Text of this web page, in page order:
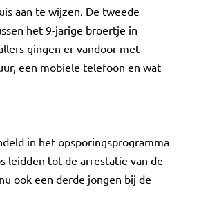
aan te wijzen. De tweede
het 9-jarige broertje in
gingen er vandoor met
een mobiele telefoon en wat
in het opsporingsprogramma
leidden tot de arrestatie van de
ook een derde jongen bij de